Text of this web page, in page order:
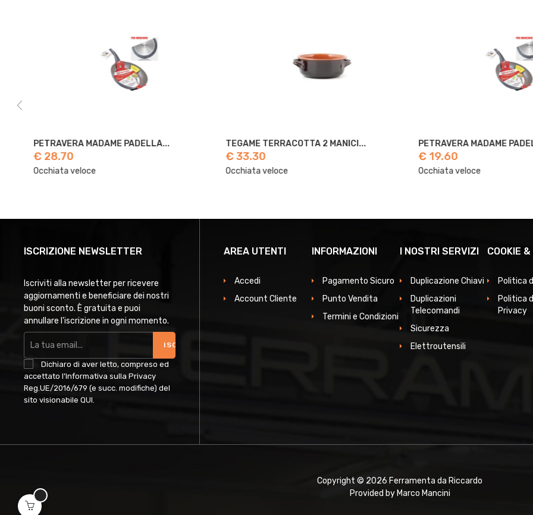
PETRAVERA MADAME PADELLA...
€ 28.70
Occhiata veloce
TEGAME TERRACOTTA 2 MANICI...
€ 33.30
Occhiata veloce
PETRAVERA MADAME
€ 19.60
Occhiata veloce
ISCRIZIONE NEWSLETTER
Iscriviti alla newsletter per ricevere
aggiornamenti e beneficiare dei nostri
buoni sconto. È gratuita e puoi
annullare l'iscrizione in ogni momento.
ISCRIVITI
Dichiaro di aver letto, compreso ed
accettato l'Informativa sulla Privacy
Reg.UE/2016/679 (e succ. modifiche) del
sito visionabile QUI.
AREA UTENTI
Accedi
Account Cliente
INFORMAZIONI
Pagamento Sicuro
Punto Vendita
Termini e Condizioni
I NOSTRI SERVIZI
Duplicazione Chiavi
Duplicazioni
Telecomandi
Sicurezza
Elettroutensili
COOKIE
Politica
Politica
Privacy
Copyright © 2026 Ferramenta da Riccardo
Provided by Marco Mancini